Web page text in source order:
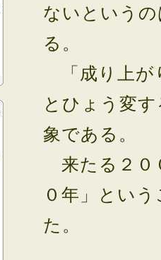
ないという
る。
「成り上が
とひょう変
象である。
来たる２０
０年」とい
た。